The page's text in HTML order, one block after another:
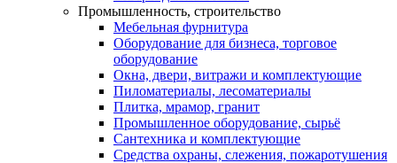
Промышленность, строительство
Мебельная фурнитура
Оборудование для бизнеса, торговое
оборудование
Окна, двери, витражи и комплектующие
Пиломатериалы, лесоматериалы
Плитка, мрамор, гранит
Промышленное оборудование, сырьё
Сантехника и комплектующие
Средства охраны, слежения, пожаротушения